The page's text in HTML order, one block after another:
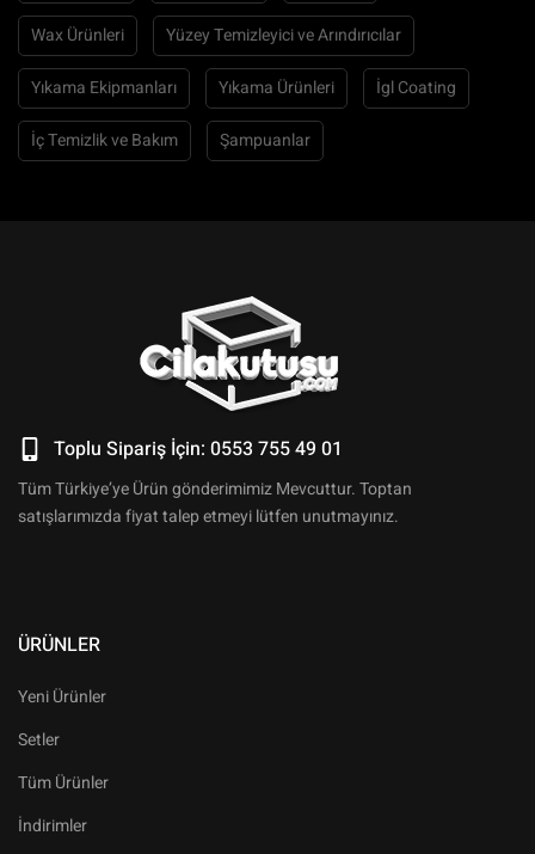
Wax Ürünleri Yüzey Temizleyici ve Arındırıcılar
Yıkama Ekipmanları Yıkama Ürünleri İgl Coating
İç Temizlik ve Bakım Şampuanlar
Toplu Sipariş İçin: 0553 755 49 01
Tüm Türkiye’ye Ürün gönderimimiz Mevcuttur. Toptan
satışlarımızda fiyat talep etmeyi lütfen unutmayınız.
ÜRÜNLER
Yeni Ürünler
Setler
Tüm Ürünler
İndirimler